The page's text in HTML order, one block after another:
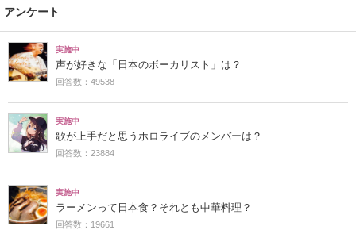
アンケート
実施中
声が好きな「日本のボーカリスト」は？
回答数：49538
実施中
歌が上手だと思うホロライブのメンバーは？
回答数：23884
実施中
ラーメンって日本食？それとも中華料理？
回答数：19661